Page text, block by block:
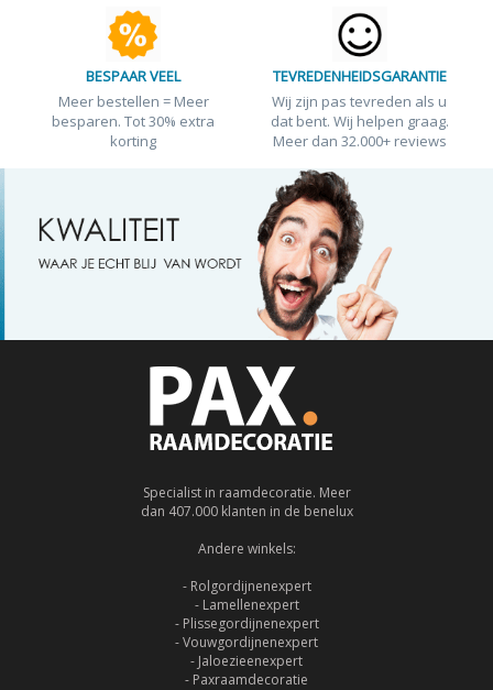
BESPAAR VEEL
Meer bestellen = Meer
besparen. Tot 30% extra
korting
TEVREDENHEIDSGARANTIE
Wij zijn pas tevreden als u
dat bent. Wij helpen graag.
Meer dan 32.000+ reviews
Specialist in raamdecoratie. Meer
dan 407.000 klanten in de benelux
Andere winkels:
- Rolgordijnenexpert
- Lamellenexpert
- Plissegordijnenexpert
- Vouwgordijnenexpert
- Jaloezieenexpert
- Paxraamdecoratie